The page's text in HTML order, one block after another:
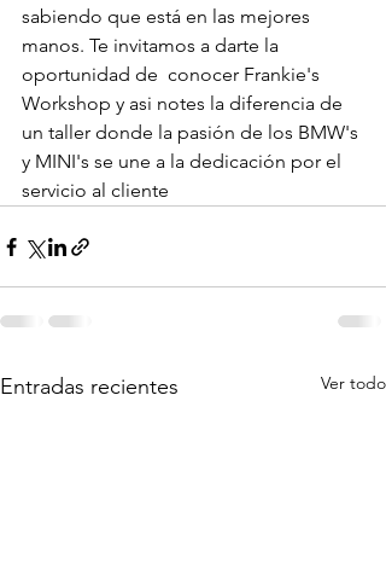
sabiendo que está en las mejores
manos. Te invitamos a darte la
oportunidad de  conocer Frankie's
Workshop y asi notes la diferencia de
un taller donde la pasión de los BMW's
y MINI's se une a la dedicación por el
servicio al cliente
Entradas recientes Ver todo